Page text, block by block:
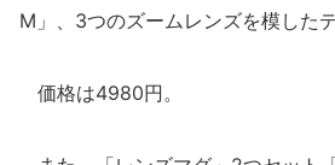
M」、3つのズームレンズを模したデ
価格は4980円。